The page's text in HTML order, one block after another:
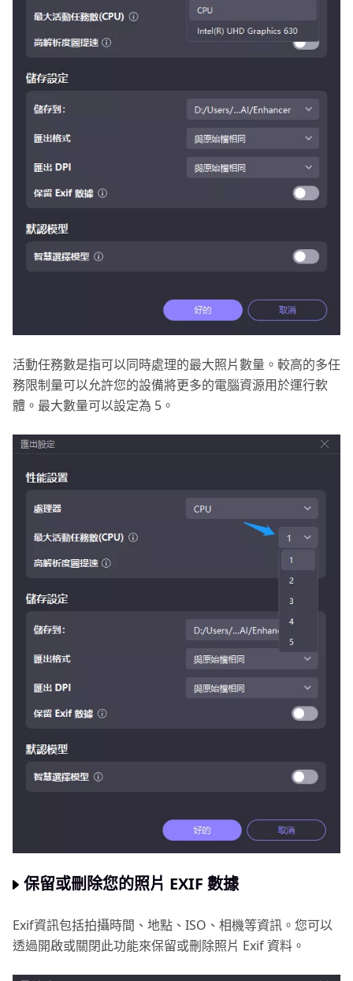
活動任務數是指可以同時處理的最大照片數量。較高的多任
務限制量可以允許您的設備將更多的電腦資源用於運行軟
體。最大數量可以設定為 5。
保留或刪除您的照片 EXIF 數據
Exif資訊包括拍攝時間、地點、ISO、相機等資訊。您可以
透過開啟或關閉此功能來保留或刪除照片 Exif 資料。